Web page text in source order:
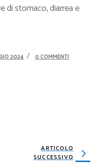
di stomaco, diarrea e
2024 0 COMMENTI
ARTICOLO
SUCCESSIVO